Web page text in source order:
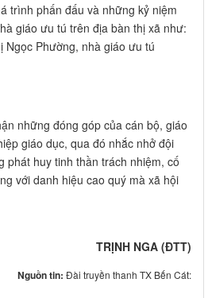
trình phấn đấu và những kỷ niệm
giáo ưu tú trên địa bàn thị xã như:
Ngọc Phường, nhà giáo ưu tú
những đóng góp của cán bộ, giáo
giáo dục, qua đó nhắc nhở đội
phát huy tinh thần trách nhiệm, cố
với danh hiệu cao quý mà xã hội
TRỊNH NGA (ĐTT)
Nguồn tin: Đài truyền thanh TX Bến Cát: